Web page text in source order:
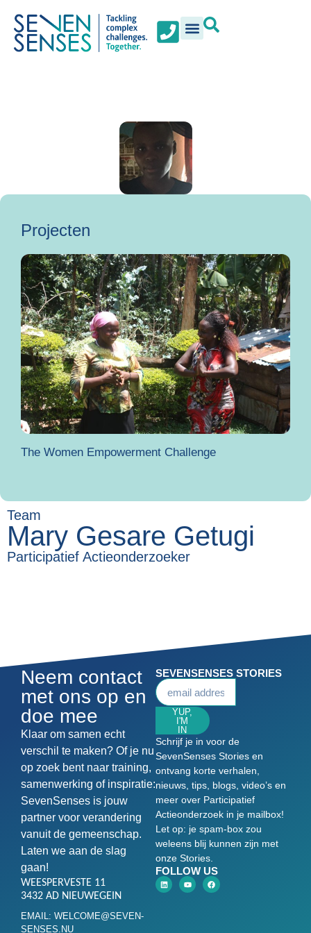
Projecten
The Women Empowerment Challenge
Team
Mary Gesare Getugi
Participatief Actieonderzoeker
Neem contact
met ons op en
doe mee
Klaar om samen echt
verschil te maken? Of je nu
op zoek bent naar training,
samenwerking of inspiratie:
SevenSenses is jouw
partner voor verandering
vanuit de gemeenschap.
Laten we aan de slag
gaan!
WEESPERVESTE 11
3432 AD NIEUWEGEIN
EMAIL: WELCOME@SEVEN-
SENSES.NU
SEVENSENSES STORIES
YUP,
I'M
IN
Schrijf je in voor de
SevenSenses Stories en
ontvang korte verhalen,
nieuws, tips, blogs, video’s en
meer over Participatief
Actieonderzoek in je mailbox!
Let op: je spam-box zou
weleens blij kunnen zijn met
onze Stories.
FOLLOW US